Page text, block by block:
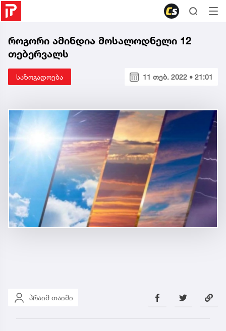
როგორი ამინდია მოსალოდნელი 12
თებერვალს
საზოგადოება 11 თებ. 2022 • 21:01
პრაიმ თაიმი